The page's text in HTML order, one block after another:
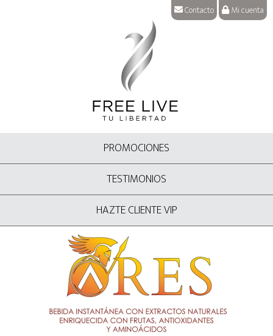
Contacto Mi cuenta
PROMOCIONES
TESTIMONIOS
HAZTE CLIENTE VIP